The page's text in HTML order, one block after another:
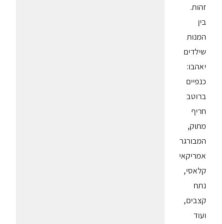
זהות.
בין
המנות
שילדים
יאהבו:
כנפיים
ברוטב
חריף
מתוק,
המבורגר
אמריקאי
קלאסי,
נתח
קצבים,
ועוד